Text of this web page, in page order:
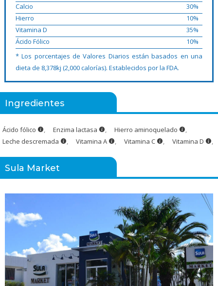
Calcio
30%
Hierro
10%
Vitamina D
35%
Ácido Fólico
10%
* Los porcentajes de Valores Diarios están basados en una
dieta de 8,378kj (2,000 calorías). Establecidos por la FDA.
Ingredientes
Ácido fólico , Enzima lactasa , Hierro aminoquelado
,
Leche descremada
, Vitamina A , Vitamina C , Vitamina D ,
Sula Market